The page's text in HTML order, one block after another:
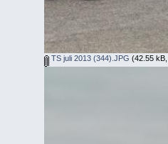
TS juli 2013 (344).JPG (42.55